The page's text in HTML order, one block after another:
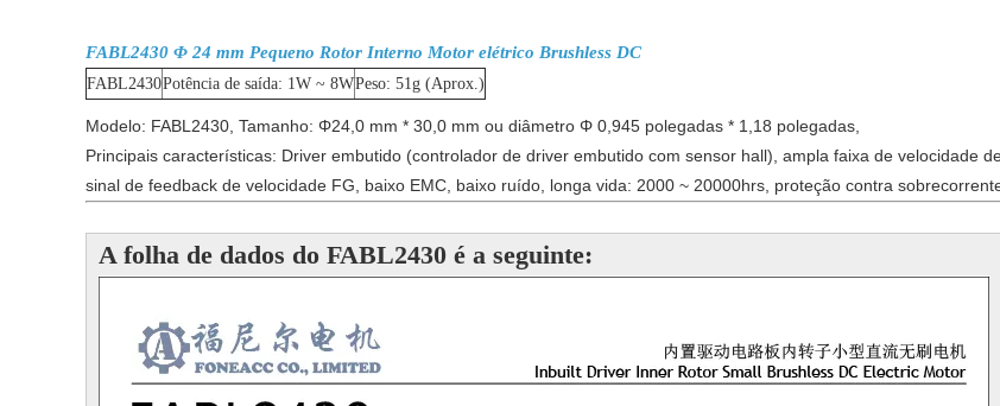
FABL2430 Φ 24 mm Pequeno Rotor Interno Motor elétrico Brushless DC
FABL2430Potência de saída: 1W ~ 8WPeso: 51g (Aprox.)
Modelo: FABL2430, Tamanho: Φ24,0 mm * 30,0 mm ou diâmetro Φ 0,945 polegadas * 1,18 polegadas,
Principais características: Driver embutido (controlador de driver embutido com sensor hall), ampla faixa de velocidade
sinal de feedback de velocidade FG, baixo EMC, baixo ruído, longa vida: 2000 ~ 20000hrs, proteção contra
A folha de dados do FABL2430 é a seguinte: